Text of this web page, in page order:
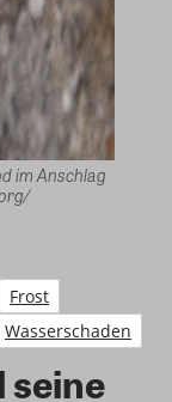
im Anschlag
Frost
Wasserschaden